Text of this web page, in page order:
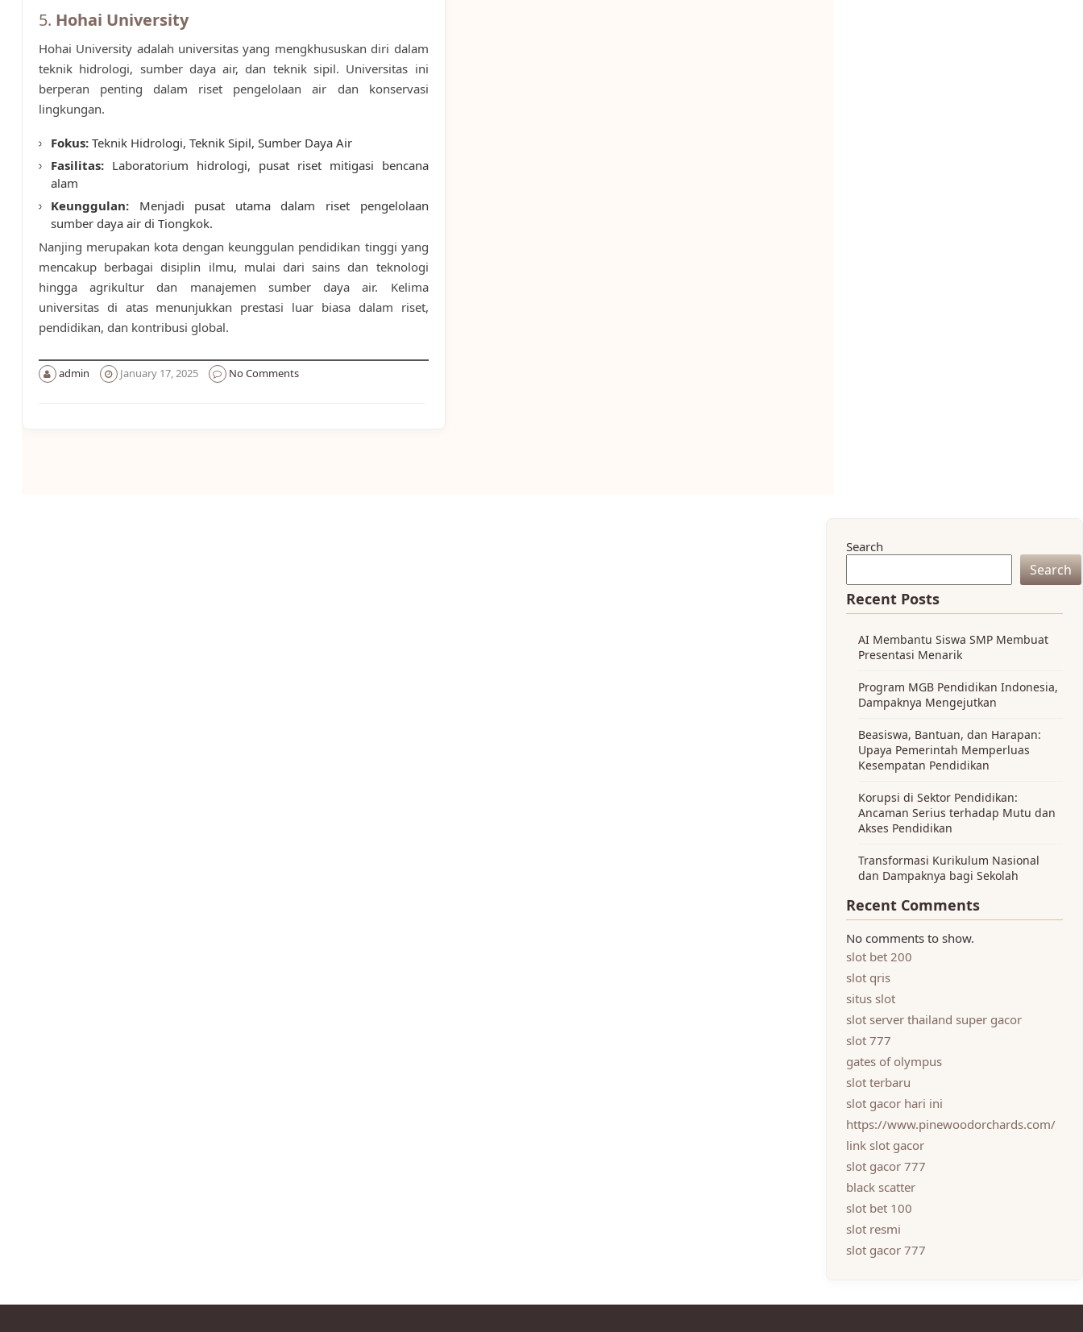
5. Hohai University
Hohai University adalah universitas yang mengkhususkan diri dalam
teknik hidrologi, sumber daya air, dan teknik sipil. Universitas ini
berperan penting dalam riset pengelolaan air dan konservasi
lingkungan.
Fokus:Teknik Hidrologi, Teknik Sipil, Sumber Daya Air
Fasilitas:Laboratorium hidrologi, pusat riset mitigasi bencana
alam
Keunggulan:Menjadi pusat utama dalam riset pengelolaan
sumber daya air di Tiongkok.
Nanjing merupakan kota dengan keunggulan pendidikan tinggi yang
mencakup berbagai disiplin ilmu, mulai dari sains dan teknologi
hingga agrikultur dan manajemen sumber daya air. Kelima
universitas di atas menunjukkan prestasi luar biasa dalam riset,
pendidikan, dan kontribusi global.
admin January 17, 2025 No Comments
Search
Search
Recent Posts
AI Membantu Siswa SMP Membuat
Presentasi Menarik
Program MGB Pendidikan Indonesia,
Dampaknya Mengejutkan
Beasiswa, Bantuan, dan Harapan:
Upaya Pemerintah Memperluas
Kesempatan Pendidikan
Korupsi di Sektor Pendidikan:
Ancaman Serius terhadap Mutu dan
Akses Pendidikan
Transformasi Kurikulum Nasional
dan Dampaknya bagi Sekolah
Recent Comments
No comments to show.
slot bet 200
slot qris
situs slot
slot server thailand super gacor
slot 777
gates of olympus
slot terbaru
slot gacor hari ini
https://www.pinewoodorchards.com/
link slot gacor
slot gacor 777
black scatter
slot bet 100
slot resmi
slot gacor 777